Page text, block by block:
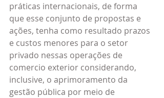
práticas internacionais, de forma
que esse conjunto de propostas e
ações, tenha como resultado prazos
e custos menores para o setor
privado nessas operações de
comercio exterior considerando,
inclusive, o aprimoramento da
gestão pública por meio de